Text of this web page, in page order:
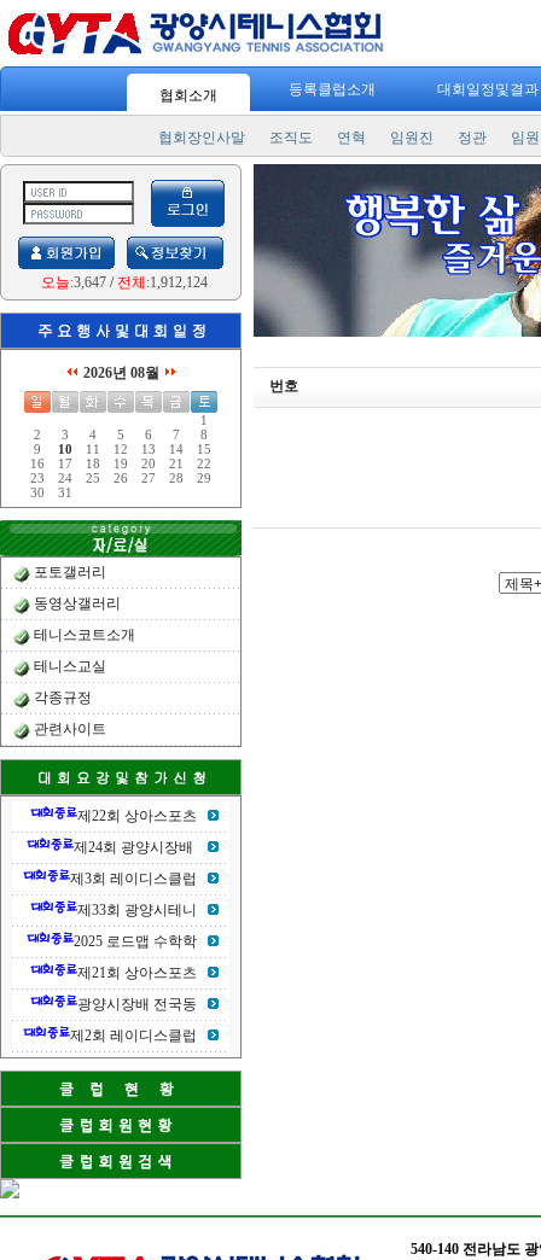
협회소개 등록클럽소개 대회일정및결
협회장인사말 조직도 연혁 임원진 정관 임
오늘:3,647/ 전체 :1,912,124
2026년 08월
1
2
3 4 5 6 7
8
9
10 11 12 13 14
15
16
17 18 19 20 21
22
23
24 25 26 27 28
29
30
31
포토갤러리
동영상갤러리
테니스코트소개
테니스교실
각종규정
관련사이트
제22회 상아스포츠
제24회 광양시장배
제3회 레이디스클럽
제33회 광양시테니
2025 로드맵 수학학
제21회 상아스포츠
광양시장배 전국동
제2회 레이디스클럽
번호
540-140 전라남도